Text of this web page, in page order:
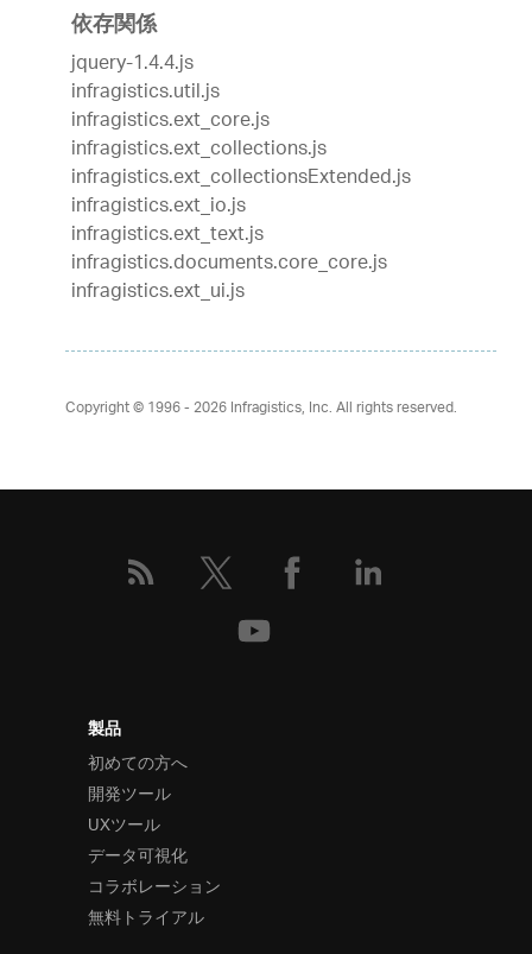
依存関係
jquery-1.4.4.js
infragistics.util.js
infragistics.ext_core.js
infragistics.ext_collections.js
infragistics.ext_collectionsExtended.js
infragistics.ext_io.js
infragistics.ext_text.js
infragistics.documents.core_core.js
infragistics.ext_ui.js
Copyright © 1996 - 2026Infragistics, Inc. All rights reserved.
製品
初めての方へ
開発ツール
UXツール
データ可視化
コラボレーション
無料トライアル